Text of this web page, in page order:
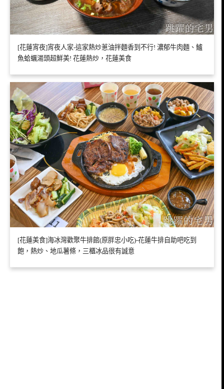
[花蓮宵夜]宵夜人家-這家熱炒蔥油拌麵香到不行! 濃郁牛肉麵、鱸
魚蛤蠣湯頭超鮮美! 花蓮熱炒，花蓮美食
[花蓮美食]海冰灣歡聚牛排館(原胖忠小吃)-花蓮牛排自助吧吃到
飽，熱炒、地瓜薯條，三櫃冰品很有誠意